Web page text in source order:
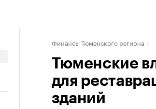
Финансы Тюменского региона
Тюменские
для
зданий